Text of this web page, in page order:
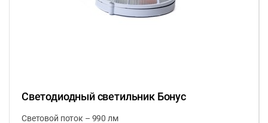
Светодиодный светильник Бонус
Световой поток – 990 лм